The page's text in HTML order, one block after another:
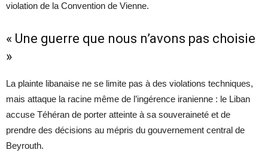
violation de la Convention de Vienne.
« Une guerre que nous n’avons pas choisie
»
La plainte libanaise ne se limite pas à des violations techniques,
mais attaque la racine même de l’ingérence iranienne : le Liban
accuse Téhéran de porter atteinte à sa souveraineté et de
prendre des décisions au mépris du gouvernement central de
Beyrouth.